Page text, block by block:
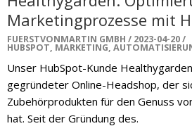
Marketingprozesse mit
FUERSTVONMARTIN GMBH 2023-04-20
HUBSPOT, MARKETING,
Unser HubSpot-Kunde
gegründeter Online-Headshop, der
Zubehörprodukten für den Genuss
hat. Seit der Gründung des.